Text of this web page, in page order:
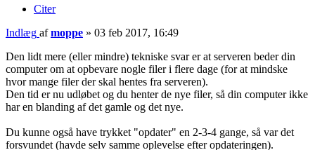
Citer
Indlæg afmoppe » 03 feb 2017, 16:49
Den lidt mere (eller mindre) tekniske svar er at serveren beder din
computer om at opbevare nogle filer i flere dage (for at mindske
hvor mange filer der skal hentes fra serveren).
Den tid er nu udløbet og du henter de nye filer, så din computer ikke
har en blanding af det gamle og det nye.
Du kunne også have trykket "opdater" en 2-3-4 gange, så var det
forsvundet (havde selv samme oplevelse efter opdateringen).